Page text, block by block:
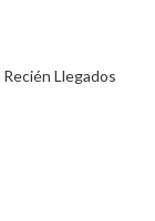
Recién Llegados